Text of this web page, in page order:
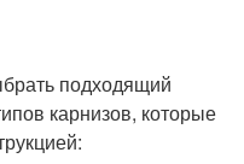
подходящий
карнизов, которые